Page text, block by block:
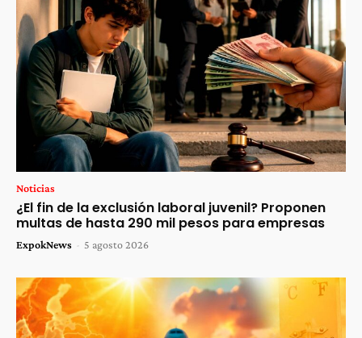
Noticias
¿El fin de la exclusión laboral juvenil? Proponen
multas de hasta 290 mil pesos para empresas
ExpokNews - 5 agosto 2026